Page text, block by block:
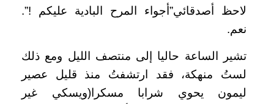
لاحظ أصدقائي”أجواء المرح البادية عليكم !”.
نعم.
تشير الساعة حاليا إلى منتصف الليل ومع ذلك
لستُ منهكة، فقد ارتشفتُ منذ قليل عصير
ليمون يحوي شرابا مسكرا(ويسكي غير